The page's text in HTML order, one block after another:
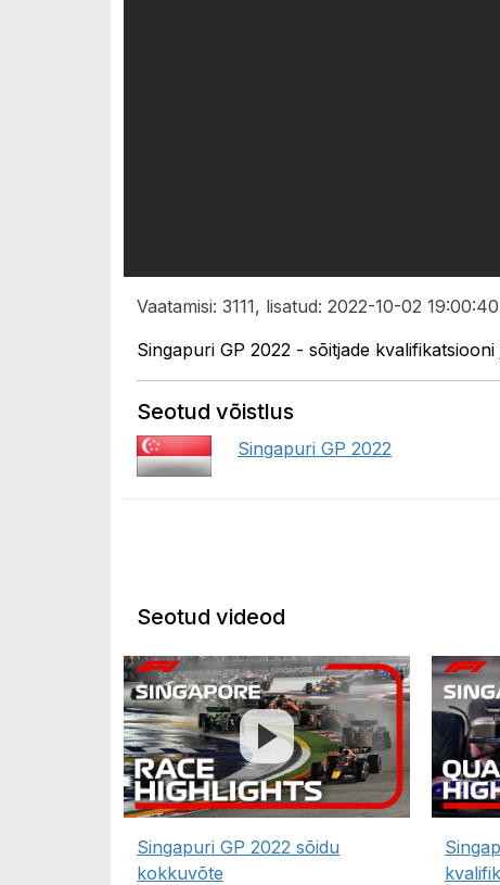
Vaatamisi: 3111, lisatud: 2022-10-02
Singapuri GP 2022 - sõitjade
Seotud võistlus
Singapuri GP 2022
Seotud videod
Singapuri GP 2022 sõidu
kokkuvõte